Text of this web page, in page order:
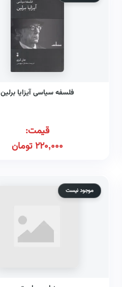
فلسفه سیاسی آیزایا برلین
قیمت:
220,000تومان
موجود نیست